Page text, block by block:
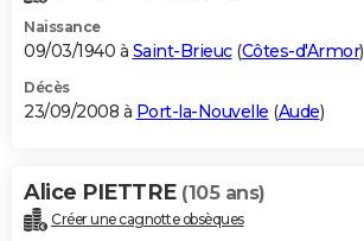
Naissance
09/03/1940 à Saint-Brieuc(Côtes-d'Armor)
Décès
23/09/2008 à Port-la-Nouvelle (Aude)
Alice PIETTRE (105 ans)
Créer une cagnotte obsèques